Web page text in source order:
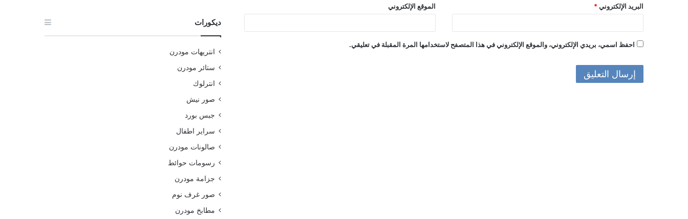
البريد الإلكتروني * الموقع الإلكتروني
احفظ اسمي، بريدي الإلكتروني، والموقع الإلكتروني في هذا المتصفح لاستخدامها المرة المقبلة في تعليقي.
ديكورات
انتريهات مودرن
ستائر مودرن
انترلوك
صور نيش
جبس بورد
سراير اطفال
صالونات مودرن
رسومات حوائط
جزامة مودرن
صور غرف نوم
مطابخ مودرن